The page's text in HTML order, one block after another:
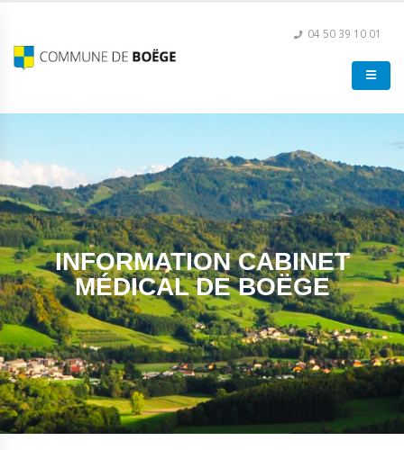
04 50 39 10 01
INFORMATION CABINET
MÉDICAL DE BOËGE